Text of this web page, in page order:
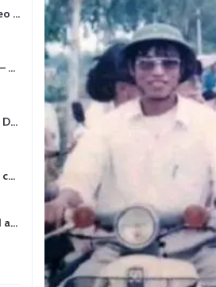
Dịch vụ viết kịch bản video – Bước quan trọng quyết định thành công nội dung
Thuê thiết bị quay phim – chụp ảnh: Giải pháp tối ưu chi phí cho doanh nghiệp
Tổ chức sự kiện trọn gói: Doanh nghiệp được gì khi chọn đơn vị chuyên nghiệp?
Từ ý tưởng đến MV hoàn chỉnh: giải pháp trọn gói tại YCN Media
Voice over, dubbing and audio production services in Vietnam for global content